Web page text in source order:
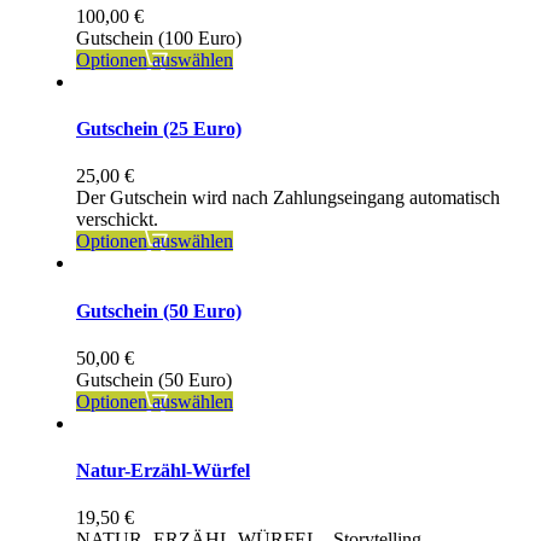
100,00 €
Gutschein (100 Euro)
Optionen auswählen
Gutschein (25 Euro)
25,00 €
Der Gutschein wird nach Zahlungseingang automatisch
verschickt.
Optionen auswählen
Gutschein (50 Euro)
50,00 €
Gutschein (50 Euro)
Optionen auswählen
Natur-Erzähl-Würfel
19,50 €